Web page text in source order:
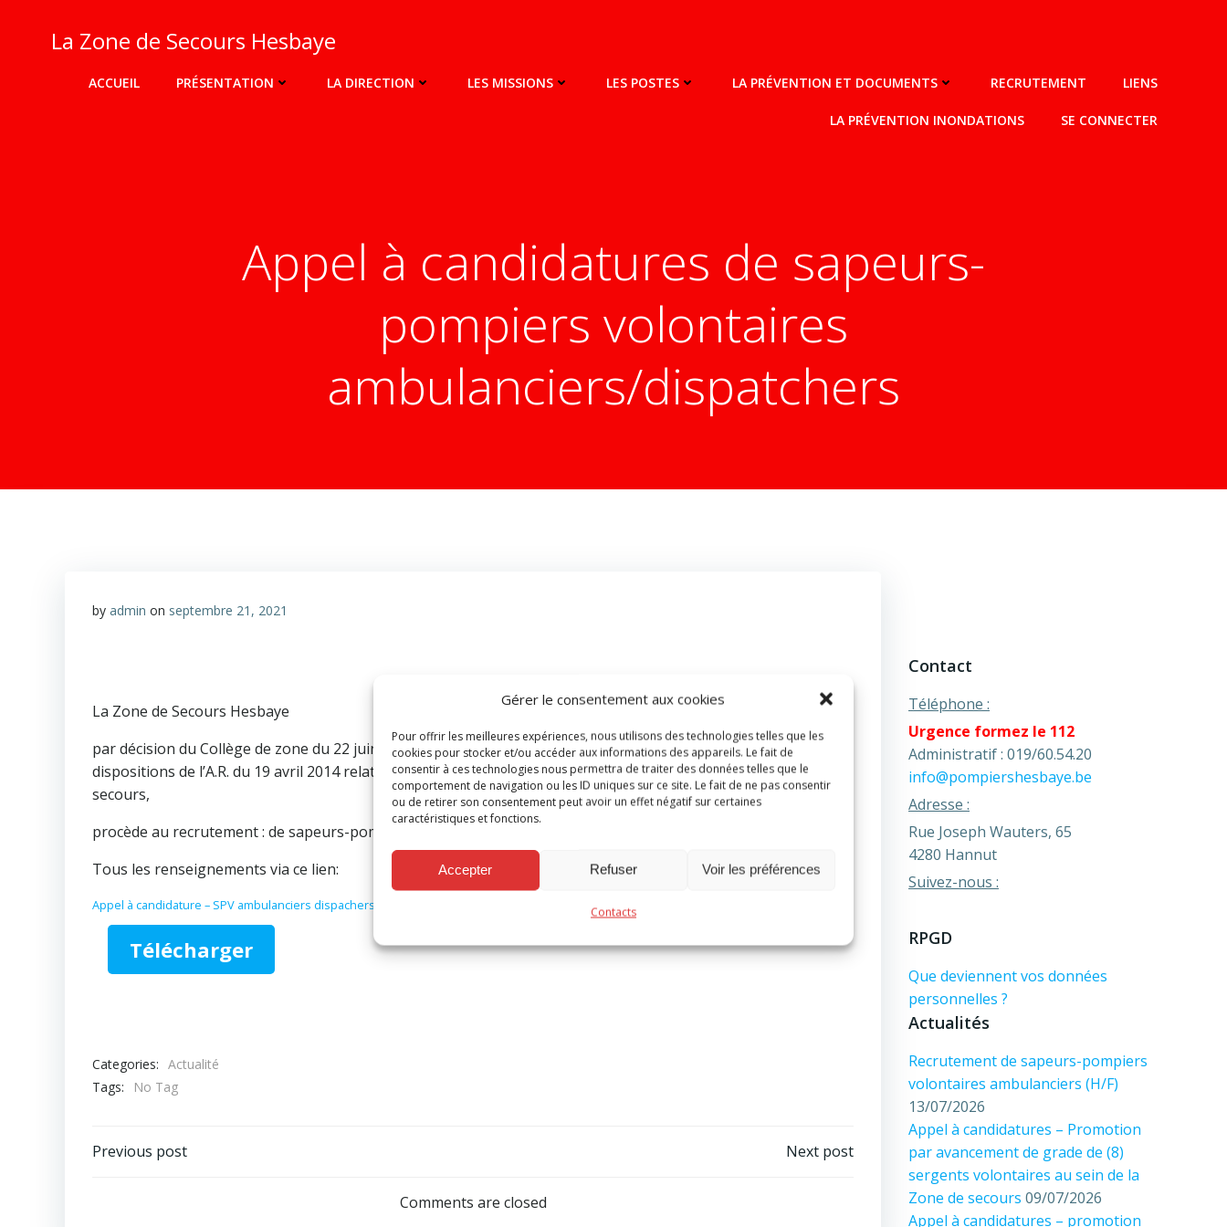
Gérer le consentement aux cookies
Pour offrir les meilleures expériences, nous utilisons des technologies telles que les
cookies pour stocker et/ou accéder aux informations des appareils. Le fait de
consentir à ces technologies nous permettra de traiter des données telles que le
comportement de navigation ou les ID uniques sur ce site. Le fait de ne pas consentir
ou de retirer son consentement peut avoir un effet négatif sur certaines
caractéristiques et fonctions.
Accepter Refuser Voir les préférences
Contacts
contenuLa Zone de Secours Hesbaye
ACCUEIL PRÉSENTATION LA DIRECTION LES MISSIONS LES POSTES LA PRÉVENTION ET DOCUMENTS RECRUTEMENT LIENS
LA PRÉVENTION INONDATIONS SE CONNECTER
Appel à candidatures de sapeurs-
pompiers volontaires
ambulanciers/dispatchers
by admin on septembre 21, 2021
La Zone de Secours Hesbaye
par décision du Collège de zone du 22 juin 2021 et du Conseil de zone du 19 juillet 2021 et dans le respect des
dispositions de l’A.R. du 19 avril 2014 relatif au statut administratif du personnel opérationnel des zones de
secours,
procède au recrutement : de sapeurs-pompiers volontaires ambulanciers/dispatchers
Tous les renseignements via ce lien:
Appel à candidature – SPV ambulanciers dispachers – publication
Télécharger
Categories: Actualité
Tags:
No Tag
Post
Previous post
navigation
Next post
Comments are closed
Contact
Téléphone :
Urgence formez le 112
Administratif : 019/60.54.20
info@pompiershesbaye.be
Adresse :
Rue Joseph Wauters, 65
4280 Hannut
Suivez-nous :
RPGD
Que deviennent vos données
personnelles ?
Actualités
Recrutement de sapeurs-pompiers
volontaires ambulanciers (H/F)
13/07/2026
Appel à candidatures – Promotion
par avancement de grade de (8)
sergents volontaires au sein de la
Zone de secours 09/07/2026
Appel à candidatures – promotion